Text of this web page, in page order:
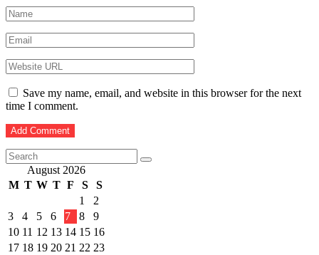
Save my name, email, and website in this browser for the next
time I comment.
August 2026
M T W T F S
S
1
2
3
4 5 6 7 8
9
10 11 12 13 14 15 16
17 18 19 20 21 22 23